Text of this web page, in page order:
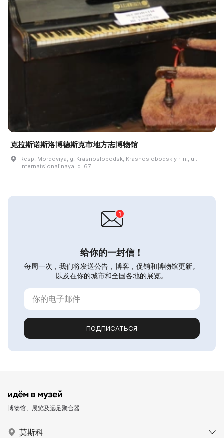
克拉斯诺斯洛博德斯克市地方志博物馆
Resp. Mordoviya, g. Krasnoslobodsk, Krasnoslobodskiy r-n., ul.
Internatsionalʹnaya, d. 67
给你的一封信！
每周一次，我们将发送公告，博客，促销和博物馆更新。
以及在你的城市和全国各地的展览。
ПОДПИСАТЬСЯ
博物馆、展览及远足聚合器
莫斯科